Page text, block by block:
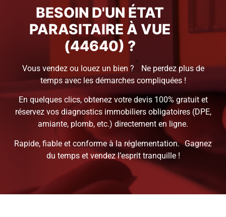
BESOIN D'UN ÉTAT
PARASITAIRE À VUE
(44640) ?
Vous vendez ou louez un bien ? Ne perdez plus de
temps avec les démarches compliquées !
En quelques clics, obtenez votre devis 100% gratuit et
réservez vos diagnostics immobiliers obligatoires (DPE,
amiante, plomb, etc.) directement en ligne.
Rapide, fiable et conforme à la réglementation. Gagnez
du temps et vendez l’esprit tranquille !